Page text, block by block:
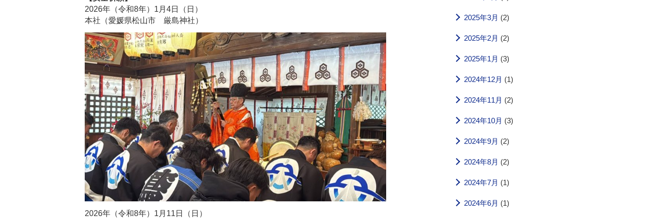
2026年（令和8年）1月4日（日）
本社（愛媛県松山市 厳島神社）
2026年（令和8年）1月11日（日）
2025年3月 (2)
2025年2月 (2)
2025年1月 (3)
2024年12月 (1)
2024年11月 (2)
2024年10月 (3)
2024年9月 (2)
2024年8月 (2)
2024年7月 (1)
2024年6月 (1)